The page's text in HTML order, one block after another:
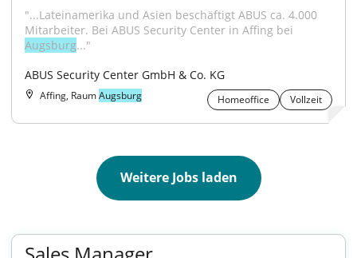
"...Lateinamerika und Asien beschäftigt ABUS ca. 4.000
Augsburg..."
ABUS Security Center GmbH & Co. KG
Affing, RaumAugsburg Homeoffice Vollzeit
Weitere Jobs laden